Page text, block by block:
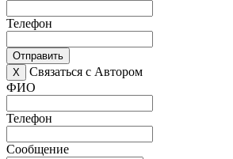
Телефон
Отправить
X
Связаться с Автором
ФИО
Телефон
Сообщение